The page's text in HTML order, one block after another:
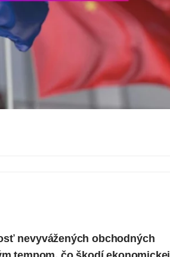
nevyvážených obchodných